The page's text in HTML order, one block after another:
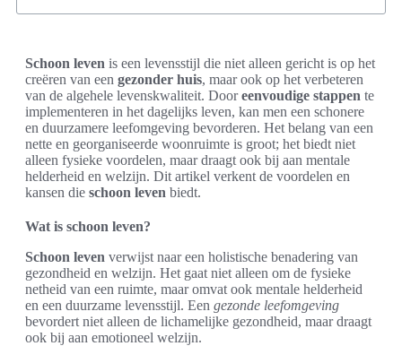
Schoon leven is een levensstijl die niet alleen gericht is op het
creëren van een gezonder huis, maar ook op het verbeteren
van de algehele levenskwaliteit. Dooreenvoudige stappen te
implementeren in het dagelijks leven, kan men een schonere
en duurzamere leefomgeving bevorderen. Het belang van een
nette en georganiseerde woonruimte is groot; het biedt niet
alleen fysieke voordelen, maar draagt ook bij aan mentale
helderheid en welzijn. Dit artikel verkent de voordelen en
kansen die schoon leven biedt.
Wat is schoon leven?
Schoon leven verwijst naar een holistische benadering van
gezondheid en welzijn. Het gaat niet alleen om de fysieke
netheid van een ruimte, maar omvat ook mentale helderheid
en een duurzame levensstijl. Een gezonde leefomgeving
bevordert niet alleen de lichamelijke gezondheid, maar draagt
ook bij aan emotioneel welzijn.